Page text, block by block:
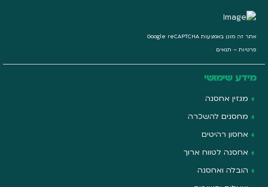
אתר זה מוגן באמצעות Google reCAPTCHA
פרטיות – תנאים
מידע שימושי
מגזין אחסנה
מחסנים להשכרה
אחסון רהיטים
אחסנה לטווח ארוך
הובלה ואחסנה